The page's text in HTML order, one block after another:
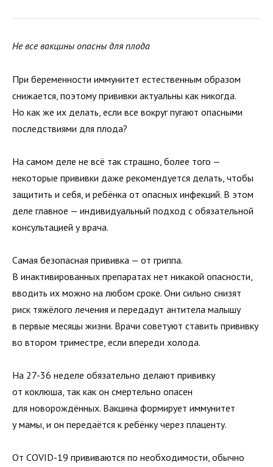
Не все вакцины опасны для плода
При беременности иммунитет естественным образом
снижается, поэтому прививки актуальны как никогда.
Но как же их делать, если все вокруг пугают опасными
последствиями для плода?
На самом деле не всё так страшно, более того —
некоторые прививки даже рекомендуется делать, чтобы
защитить и себя, и ребёнка от опасных инфекций. В этом
деле главное — индивидуальный подход с обязательной
консультацией у врача.
Самая безопасная прививка — от гриппа.
В инактивированных препаратах нет никакой опасности,
вводить их можно на любом сроке. Они сильно снизят
риск тяжёлого лечения и передадут антитела малышу
в первые месяцы жизни. Врачи советуют ставить прививку
во втором триместре, если впереди холода.
На 27-36 неделе обязательно делают прививку
от коклюша, так как он смертельно опасен
для новорождённых. Вакцина формирует иммунитет
у мамы, и он передаётся к ребёнку через плаценту.
От COVID-19 прививаются по необходимости, обычно